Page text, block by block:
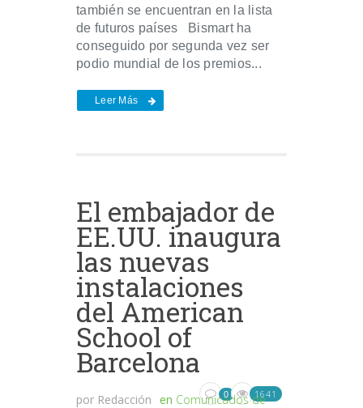
también se encuentran en la lista
de futuros países Bismart ha
conseguido por segunda vez ser
podio mundial de los premios...
Leer Más
El embajador de
EE.UU. inaugura
las nuevas
instalaciones
del American
School of
Barcelona
por Redacción en Comunicados de
0 1641